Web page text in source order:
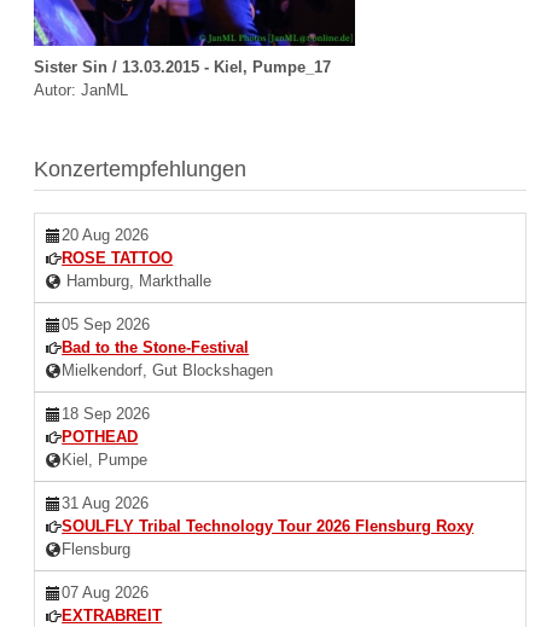
Sister Sin / 13.03.2015 - Kiel, Pumpe_17
Autor: JanML
Konzertempfehlungen
20 Aug 2026
ROSE TATTOO
Hamburg, Markthalle
05 Sep 2026
Bad to the Stone-Festival
Mielkendorf, Gut Blockshagen
18 Sep 2026
POTHEAD
Kiel, Pumpe
31 Aug 2026
SOULFLY Tribal Technology Tour 2026 Flensburg Roxy
Flensburg
07 Aug 2026
EXTRABREIT